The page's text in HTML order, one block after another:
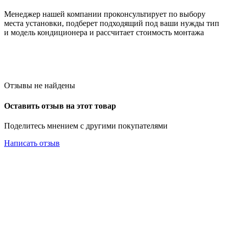
Менеджер нашей компании проконсультирует по выбору
места установки, подберет подходящий под ваши нужды тип
и модель кондиционера и рассчитает стоимость монтажа
Отзывы не найдены
Оставить отзыв на этот товар
Поделитесь мнением с другими покупателями
Написать отзыв